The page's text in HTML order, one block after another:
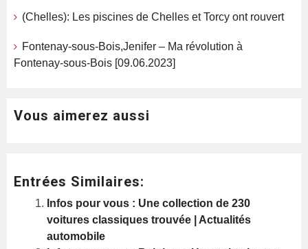
(Chelles): Les piscines de Chelles et Torcy ont rouvert
Fontenay-sous-Bois,Jenifer – Ma révolution à
Fontenay-sous-Bois [09.06.2023]
Vous aimerez aussi
Entrées Similaires:
Infos pour vous : Une collection de 230
voitures classiques trouvée | Actualités
automobile